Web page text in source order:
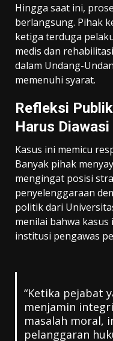
Hingga saat ini,
berlangsung. Pihak
ketiga terduga
medis dan
dalam Undang-
memenuhi syarat.
Refleksi
Harus Diawasi
Kasus ini memicu
Banyak pihak
mengingat posisi
penyelenggaraan
politik dari
menilai bahwa
institusi pengawas
“Ketika pejabat
menjamin
masalah moral,
pelanggaran